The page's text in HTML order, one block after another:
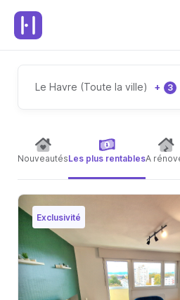
Le Havre (Toute la ville) + 3
NouveautésLes plus rentablesA
Exclusivité